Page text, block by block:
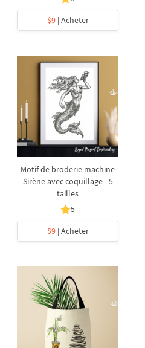
$9| Acheter
Motif de broderie machine
Sirène avec coquillage - 5
tailles
5
$9| Acheter